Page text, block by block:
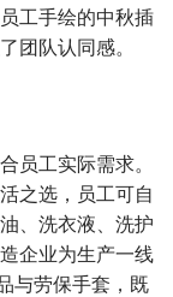
工手绘的中秋插
团队认同感。
员工实际需求。
之选，员工可自
、洗衣液、洗护
企业为生产一线
与劳保手套，既